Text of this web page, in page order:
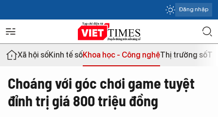
Đăng nhập
Xã hội sốKinh tế sốKhoa học - Công nghệThị trường số
Choáng với góc chơi game tuyệt
đỉnh trị giá 800 triệu đồng